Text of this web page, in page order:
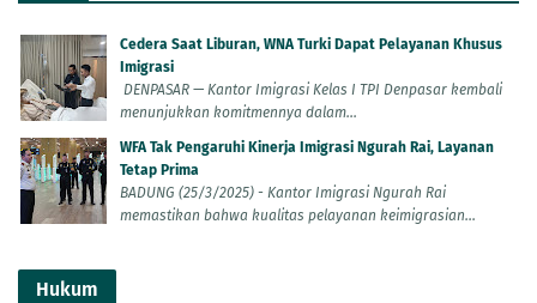
Cedera Saat Liburan, WNA Turki Dapat Pelayanan Khusus
Imigrasi
DENPASAR — Kantor Imigrasi Kelas I TPI Denpasar kembali
menunjukkan komitmennya dalam...
WFA Tak Pengaruhi Kinerja Imigrasi Ngurah Rai, Layanan
Tetap Prima
BADUNG (25/3/2025) - Kantor Imigrasi Ngurah Rai
memastikan bahwa kualitas pelayanan keimigrasian...
Hukum